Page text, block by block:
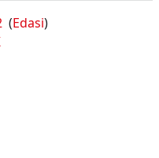
(Edasi)